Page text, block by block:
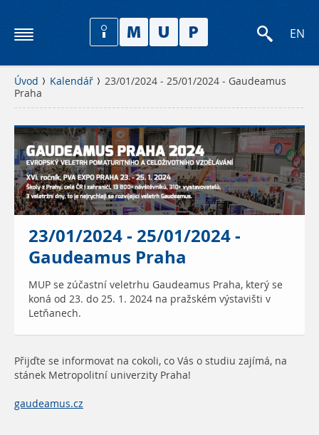
EN
Úvod Kalendář
23/01/2024 - 25/01/2024 - Gaudeamus
Praha
23/01/2024 - 25/01/2024 -
Gaudeamus Praha
MUP se zúčastní veletrhu Gaudeamus Praha, který se
koná od 23. do 25. 1. 2024 na pražském výstavišti v
Letňanech.
Přijďte se informovat na cokoli, co Vás o studiu zajímá, na
stánek Metropolitní univerzity Praha!
gaudeamus.cz